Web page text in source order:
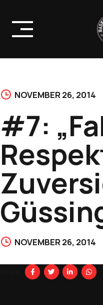
content
NOVEMBER 26, 2014
#7:
NOVEMBER 26, 2014